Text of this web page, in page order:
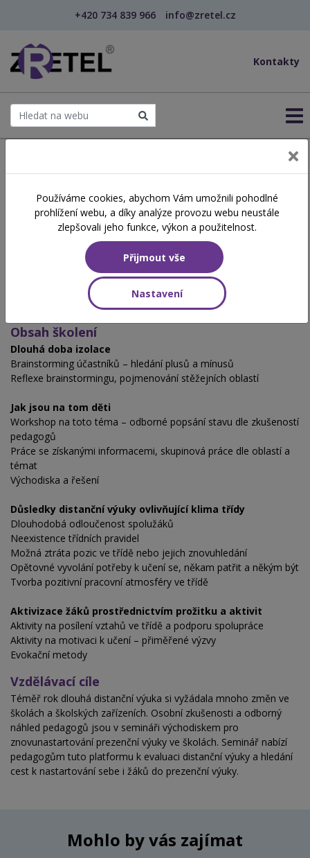
+420 734 839 966 info@zretel.cz
Kontakty
šablony
Co bude po distanční výuce
– zamyšlení pedagoga
Hodinová dotace
8 vyučovacích hodin
Obsah školení
Dlouhá doba izolace
Brainstorming účastníků – hledání plusů a mínusů
Reflexe brainstormingu, pojmenování stěžejních oblastí
Jak jsou na tom děti
Workshop na toto téma – odborné popsání stavu dle zkušeností
pedagogů
Práce se získanými informacemi, skupinová práce dle oblastí a
témat
Východiska a řešení
Důsledky distanční výuky ovlivňující klima třídy
Dlouhodobá odloučenost spolužáků
Neexistence třídních pravidel
Možná ztráta pozic ve třídě nebo jejich znovuhledání
Opětovné vyvolání potřeby k učení se, někam patřit a někým být
Tvorba pozitivní pracovní atmosféry ve třídě
Aktivizace žáků prostřednictvím prožitku a aktivit
Aktivity na posílení vztahů ve třídě a podporu spolupráce
Aktivity na motivaci k učení – přiměřené výzvy
Evokační metody
Vzdělávací cíle
Téměř rok dlouhá distanční výuka si vyžádala mnoho změn ve
školách a školských zařízeních. Osobní zkušenosti a odborný
náhled pedagogů jsou v semináři východiskem pro
znovunastartování prezenční výuky ve školách. Seminář nabízí
pedagogům tuto platformu k evaluaci distanční výuky a hledání
cest k nastartování sebe i žáků do prezenční výuky.
Mohlo by vás zajímat
Používáme cookies, abychom Vám umožnili pohodlné
prohlížení webu, a díky analýze provozu webu neustále
zlepšovali jeho funkce, výkon a použitelnost.
Přijmout vše
Nastavení